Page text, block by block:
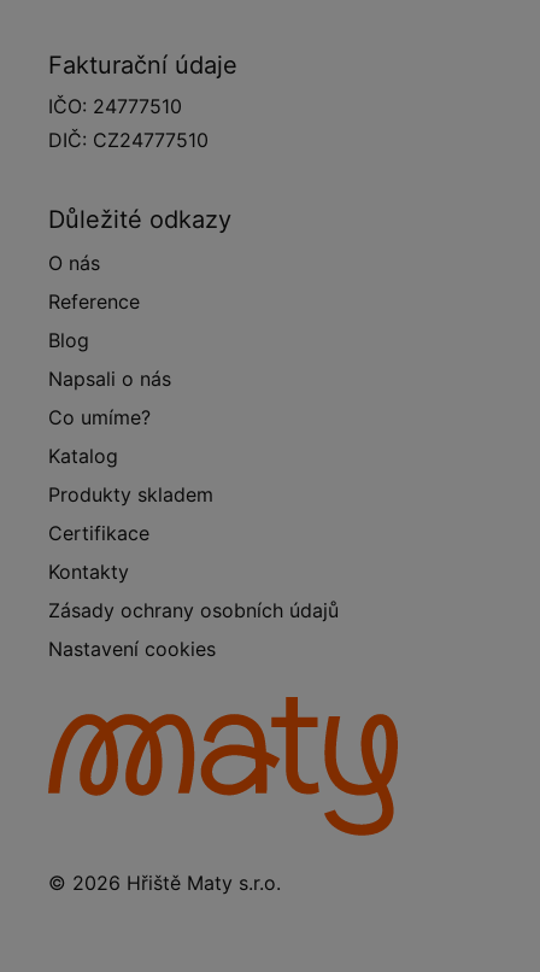
Fakturační údaje
IČO: 24777510
DIČ: CZ24777510
Důležité odkazy
O nás
Reference
Blog
Napsali o nás
Co umíme?
Katalog
Produkty skladem
Certifikace
Kontakty
Zásady ochrany osobních údajů
Nastavení cookies
© 2026 Hřiště Maty s.r.o.